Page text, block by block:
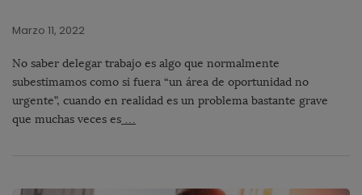
Marzo 11, 2022
No saber delegar trabajo es algo que normalmente
subestimamos como si fuera “un área de oportunidad no
urgente”, cuando en realidad es un problema bastante grave
que muchas veces es …